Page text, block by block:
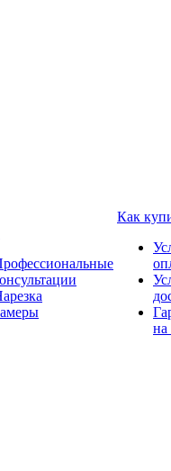
Как
на